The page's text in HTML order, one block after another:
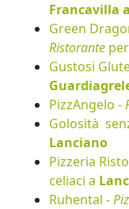
Francavilla
Green
Ristorante
Gustosi
PizzAngelo -
Golosità
Lanciano
Pizzeria
celiaci a
Ruhental -